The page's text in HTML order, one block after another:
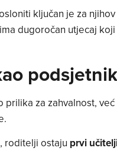
ključan je za
dugoročan utjecaj
podsjetnik
prilika za zahvalnost,
roditelji ostaju prvi